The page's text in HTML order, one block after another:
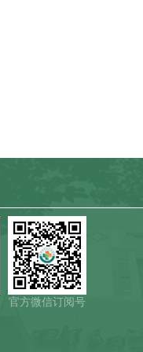
官方微信订阅号